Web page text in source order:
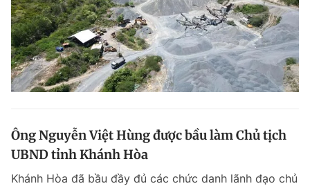
Ông Nguyễn Việt Hùng được bầu làm Chủ tịch
UBND tỉnh Khánh Hòa
Khánh Hòa đã bầu đầy đủ các chức danh lãnh đạo chủ